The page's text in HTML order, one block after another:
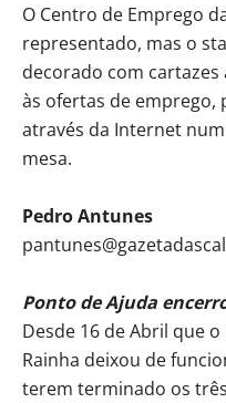
O Centro de Emprego
representado, mas o
decorado com
às ofertas de emprego,
através da Internet
mesa.
Pedro Antunes
Ponto de Ajuda
Desde 16 de Abril que
Rainha deixou de
terem terminado os